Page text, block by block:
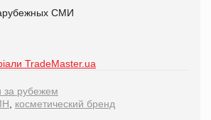
СМИ
TradeMaster.ua
за рубежем
косметический бренд